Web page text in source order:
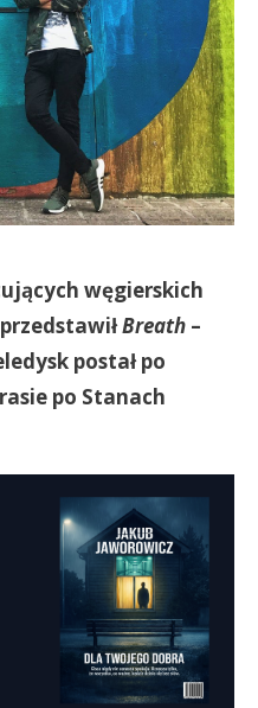
węgierskich
Breath –
postał po
po Stanach